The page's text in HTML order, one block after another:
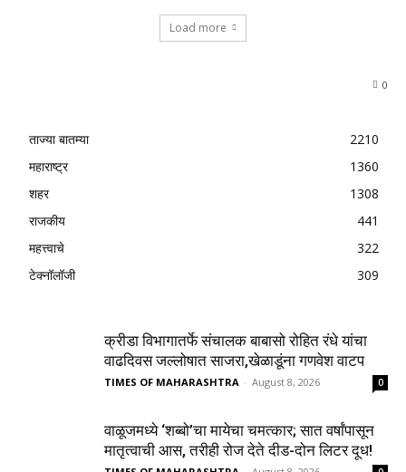
Load more
0
ताज्या बातम्या
2210
महाराष्ट्र
1360
शहर
1308
राजकीय
441
महत्त्वाचे
322
टेक्नॉलॉजी
309
क्रीडा विभागातर्फे संचालक बाबासो रोहित रंधे यांचा
वाढदिवस जल्लोषात साजरा,खेळाडूंना गणवेश वाटप
TIMES OF MAHARASHTRA - August 8, 2026 0
वाळूजमध्ये ‘शब्बो’चा मायेचा चमत्कार; सात वर्षांपासून
मातृत्वाची आस, तरीही रोज देते दीड-दोन लिटर दूध!